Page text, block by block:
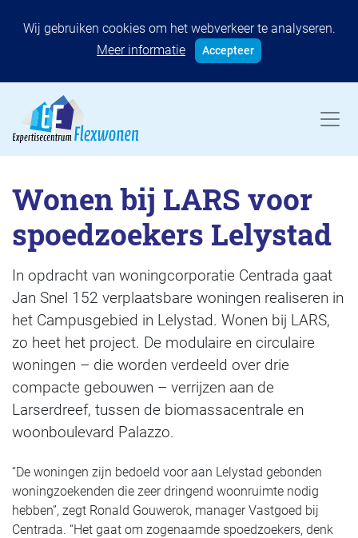
Wij gebruiken cookies om het webverkeer te analyseren.
Meer informatie
Accepteer
Wonen bij LARS voor
spoedzoekers Lelystad
In opdracht van woningcorporatie Centrada gaat
Jan Snel 152 verplaatsbare woningen realiseren in
het Campusgebied in Lelystad. Wonen bij LARS,
zo heet het project. De modulaire en circulaire
woningen – die worden verdeeld over drie
compacte gebouwen – verrijzen aan de
Larserdreef, tussen de biomassacentrale en
woonboulevard Palazzo.
“De woningen zijn bedoeld voor aan Lelystad gebonden
woningzoekenden die zeer dringend woonruimte nodig
hebben”, zegt Ronald Gouwerok, manager Vastgoed bij
Centrada. “Het gaat om zogenaamde spoedzoekers, denk